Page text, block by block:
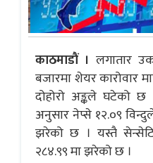
काठमाडाैं । लगातार
बजारमा शेयर
दोहोरो अङ्कले घटेको
अनुसार नेप्से १२.०९
झरेको छ । यस्तै
२८४.९९ मा झरेको छ ।